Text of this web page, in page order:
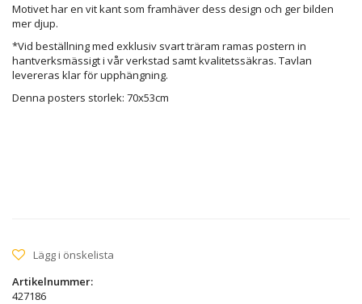
Motivet har en vit kant som framhäver dess design och ger bilden
mer djup.
*Vid beställning med exklusiv svart träram ramas postern in
hantverksmässigt i vår verkstad samt kvalitetssäkras. Tavlan
levereras klar för upphängning.
Denna posters storlek: 70x53cm
Lägg i önskelista
Artikelnummer:
427186